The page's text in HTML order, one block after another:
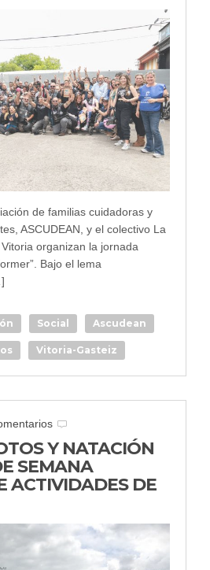
de familias cuidadoras y
ASCUDEAN, y el colectivo La
organizan la jornada
Bajo el lema
Social Ascudean
Vitoria-Gasteiz
Y NATACIÓN
SEMANA
ACTIVIDADES DE